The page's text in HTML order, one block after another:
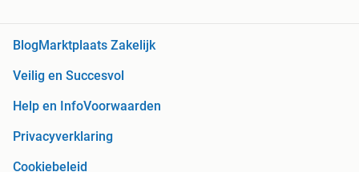
BlogMarktplaats Zakelijk
Veilig en Succesvol
Help en InfoVoorwaarden
Privacyverklaring
Cookiebeleid